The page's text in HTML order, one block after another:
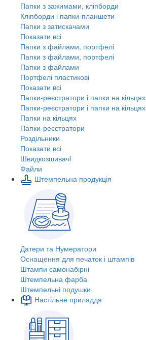
Папки з зажимами, кліпборди
Кліпборди і папки-планшети
Папки з затискачами
Показати всі
Папки з файлами, портфелі
Папки з файлами, портфелі
Папки з файлами
Портфелі пластикові
Показати всі
Папки-реєстратори і папки на кільцях
Папки-реєстратори і папки на кільцях
Папки на кільцях
Папки-реєстратори
Роздільники
Показати всі
Швидкозшивачi
Файли
Штемпельна продукція
Датери та Нумератори
Оснащення для печаток і штампів
Штампи самонабірні
Штемпельна фарба
Штемпельні подушки
Настільне приладдя